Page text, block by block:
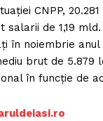
CNPP,
salarii de 1,19
în noiembrie
brut de 5.879
în funcţie de